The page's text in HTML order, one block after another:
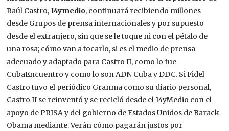
Raúl Castro, 14ymedio, continuará recibiendo millones
desde Grupos de prensa internacionales y por supuesto
desde el extranjero, sin que se le toque ni con el pétalo de
una rosa; cómo van a tocarlo, si es el medio de prensa
adecuado y adaptado para Castro II, como lo fue
CubaEncuentro y como lo son ADN Cuba y DDC. Si Fidel
Castro tuvo el periódico Granma como su diario personal,
Castro II se reinventó y se recicló desde el 14yMedio con el
apoyo de PRISA y del gobierno de Estados Unidos de Barack
Obama mediante. Verán cómo pagarán justos por